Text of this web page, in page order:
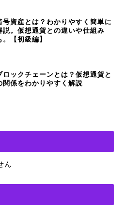
号資産とは？わかりやすく簡単に
説。仮想通貨との違いや仕組み
。【初級編】
ロックチェーンとは？仮想通貨と
関係をわかりやすく解説
ん